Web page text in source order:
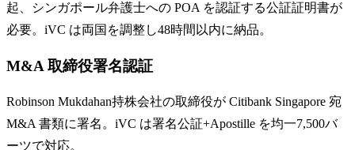
起、シンガポール弁護士への POA を認証する公証証明書が
必要。iVC は両国を調整し48時間以内に納品。
M&A 取締役署名認証
Robinson Mukdahan持株会社の取締役が Citibank Singapore 宛
M&A 書類に署名。iVC は署名公証+Apostille を均一7,500バ
ーツで対応。